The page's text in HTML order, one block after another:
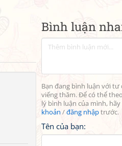
Bình luận
Bạn đang bình luận với tư
viếng thăm. Để có thể
lý bình luận của mình, hãy
khoản /đăng nhậptrước.
Tên của bạn: